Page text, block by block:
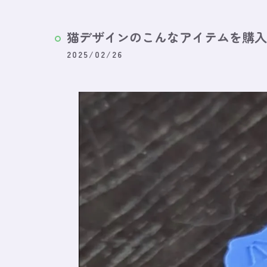
猫デザインのこんなアイテムを購
2025/02/26